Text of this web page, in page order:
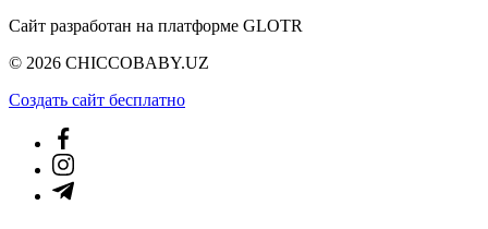
Сайт разработан на платформе GLOTR
© 2026 CHICCOBABY.UZ
Создать cайт бесплатно